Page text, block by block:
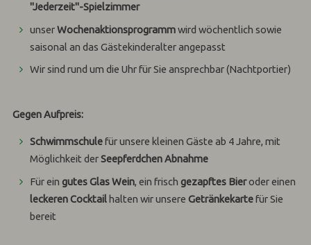
"Jederzeit"-Spielzimmer
unserWochenaktionsprogrammwird wöchentlich sowie
saisonal an das Gästekinderalter angepasst
Wir sind rund um die Uhr für Sie ansprechbar (Nachtportier)
Gegen Aufpreis:
Schwimmschulefür unsere kleinen Gäste ab 4 Jahre, mit
Möglichkeit derSeepferdchen Abnahme
Für eingutes Glas Wein, ein frischgezapftes Bieroder einen
leckeren Cocktail halten wir unsereGetränkekartefür Sie
bereit